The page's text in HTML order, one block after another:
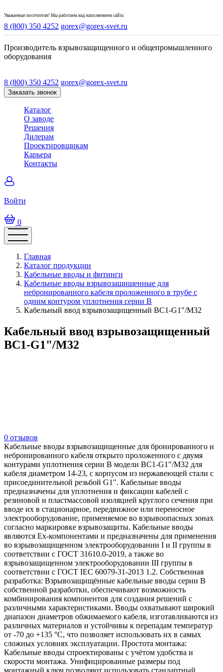
Уважаемые посетители! Мы работаем над наполнением сайта
8 (800) 350 4252 gorex@gorex-svet.ru
Производитель взрывозащищенного и общепромышленного
оборудования
8 (800) 350 4252 gorex@gorex-svet.ru
Заказать звонок
Каталог
О заводе
Решения
Дилерам
Проектировщикам
Карьера
Контакты
Войти
0
Главная
Каталог продукции
Кабельные вводы и фитинги
Кабельные вводы взрывозащищенные для
небронированного кабеля проложенного в трубе с
одним контуром уплотнения серии В
Кабельный ввод взрывозащищенный ВС1-G1"/М32
Кабельный ввод взрывозащищенный
ВС1-G1"/М32
0 отзывов
Кабельные вводы взрывозащищенные для бронированного и
небронированного кабеля открыто проложенного с двумя
контурами уплотнения серии В модели ВС1-G1"/М32 для
кабеля диаметром 14-23, с корпусом из нержавеющей стали с
присоединительной резьбой G1". Кабельные вводы
предназначены для уплотнения и фиксации кабелей с
резиновой и пластмассовой изоляцией круглого сечения при
вводе их в стационарное, передвижное или переносное
электрооборудование, применяемое во взрывоопасных зонах
согласно маркировке взрывозащиты. Кабельные вводы
являются Ех-компонентами и предназначены для применения
во взрывозащищенном электрооборудовании I и II группы в
соответствии с ГОСТ 31610.0-2019, а также во
взрывозащищенном электрооборудовании III группы в
соответствии с ГОСТ IEC 60079-31-2013 1.2. Собственная
разработка: Взрывозащищённые кабельные вводы серии В
собственной разработки, обеспечивают возможность
комбинирования компонентов для создания решений с
различными характеристиками. Вводы охватывают широкий
диапазон диаметров обжимаемого кабеля, изготавливаются из
различных материалов и устойчивы к перепадам температур
от -70 до +135 °C, что позволяет использовать их в самых
сложных условиях эксплуатации. Простота монтажа:
Кабельные вводы спроектированы с учётом удобства и
скорости монтажа. Унифицированные размеры под
монтажный ключ позволяют использовать стандартный